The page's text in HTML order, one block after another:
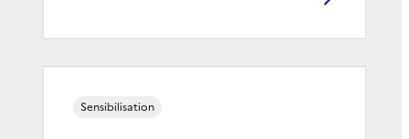
Sensibilisation